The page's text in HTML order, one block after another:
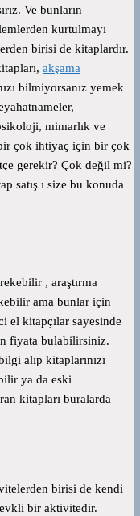
Ve bunların
kurtulmayı
birisi de kitaplardır.
akşama
bilmiyorsanız yemek
mimarlık ve
çok ihtiyaç için bir çok
gerekir? Çok değil mi?
satış ı size bu konuda
, araştırma
ama bunlar için
el kitapçılar sayesinde
fiyata bulabilirsiniz.
alıp kitaplarınızı
ya da eski
kitapları buralarda
birisi de kendi
bir aktivitedir.